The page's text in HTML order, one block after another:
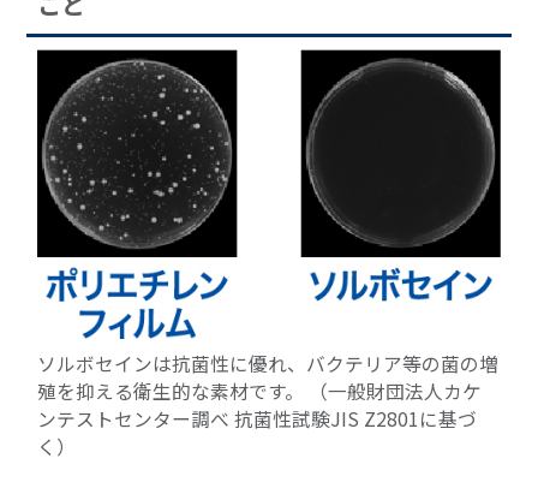
ソルボセインは抗菌性に優れ、バクテリア等の菌の増
殖を抑える衛生的な素材です。 （一般財団法人カケ
ンテストセンター調べ 抗菌性試験JIS Z2801に基づ
く）